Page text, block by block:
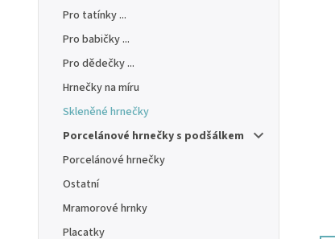
Pro tatínky ...
Pro babičky ...
Pro dědečky ...
Hrnečky na míru
Skleněné hrnečky
Porcelánové hrnečky s podšálkem
Porcelánové hrnečky
Ostatní
Mramorové hrnky
Placatky